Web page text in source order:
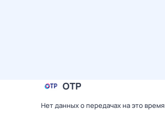
ОТР
Нет данных о передачах на это время